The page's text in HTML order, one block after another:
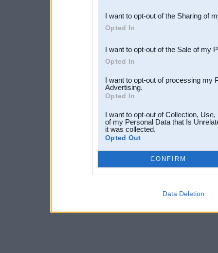
Downstream Participants
third parties.
I want to opt-out of the Sharing of
Opted In
I want to opt-out of the Sale of my
Opted In
I want to opt-out of processing my
Advertising.
Opted In
I want to opt-out of Collection,
of my Personal Data that Is
it was collected.
Opted Out
CONFIRM
Data Deletion